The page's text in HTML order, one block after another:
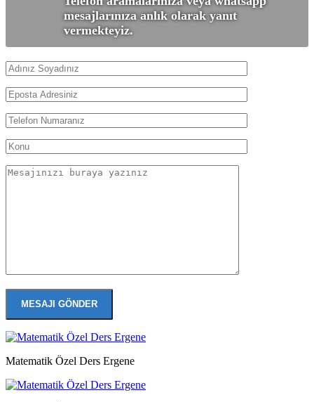
mesajlarınıza anlık olarak yanıt
vermekteyiz.
Matematik Özel Ders Ergene